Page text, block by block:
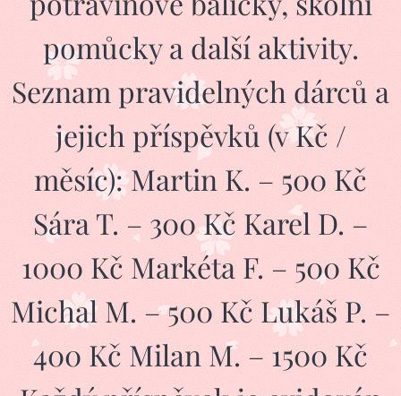
pomůcky a další aktivity.
Seznam pravidelných dárců a
jejich příspěvků (v Kč /
měsíc): Martin K. – 500 Kč
Sára T. – 300 Kč Karel D. –
1000 Kč Markéta F. – 500 Kč
Michal M. – 500 Kč Lukáš P. –
400 Kč Milan M. – 1500 Kč